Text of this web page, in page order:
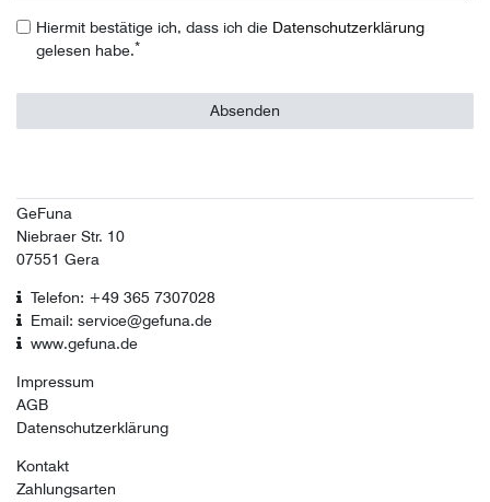
Hiermit bestätige ich, dass ich die Daten­schutz­erklärung
gelesen habe.*
Absenden
GeFuna
Niebraer Str. 10
07551 Gera
Telefon: +49 365 7307028
Email: service@gefuna.de
www.gefuna.de
Impressum
AGB
Datenschutzerklärung
Kontakt
Zahlungsarten